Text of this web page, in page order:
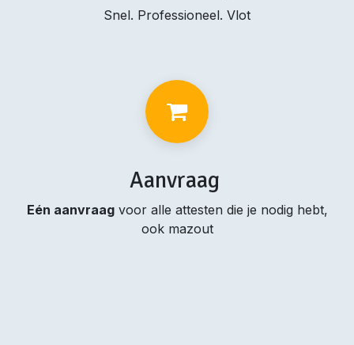
Snel. Professioneel. Vlot
Aanvraag
Eén aanvraagvoor alle attesten die je nodig hebt,
ook mazout